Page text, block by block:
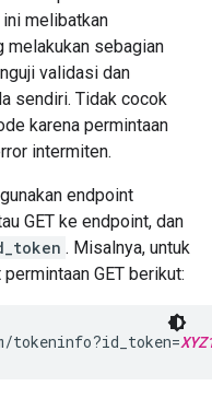
melibatkan
melakukan sebagian
validasi dan
sendiri. Tidak cocok
karena permintaan
intermiten.
endpoint
GET ke endpoint, dan
. Misalnya, untuk
GET berikut:
tokeninfo?id_token=